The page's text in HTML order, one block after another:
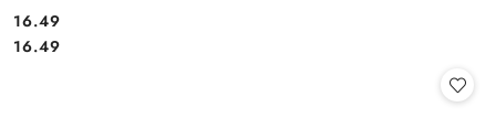
Cena:
16.49
Cena:
16.49